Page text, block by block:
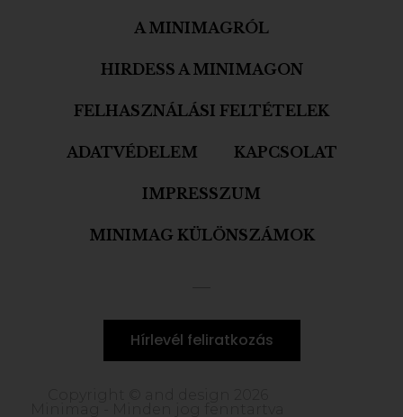
A MINIMAGRÓL
HIRDESS A MINIMAGON
FELHASZNÁLÁSI FELTÉTELEK
ADATVÉDELEM KAPCSOLAT
IMPRESSZUM
MINIMAG KÜLÖNSZÁMOK
Hírlevél feliratkozás